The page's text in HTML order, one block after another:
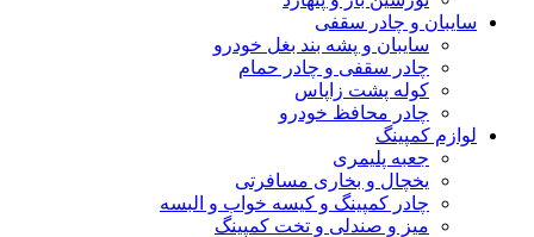
سایبان و چادر سقفی
سایبان و پشه بند بغل خودرو
چادر سقفی و چادر حمام
کوله پشت زاپاس
چادر محافظ خودرو
لوازم کمپینگ
جعبه پلیمری
یخچال و بخاری مسافرتی
چادر کمپینگ و کیسه خواب و البسه
میز و صندلی و تخت کمپینگ